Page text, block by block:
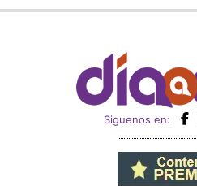
Siguenos en: